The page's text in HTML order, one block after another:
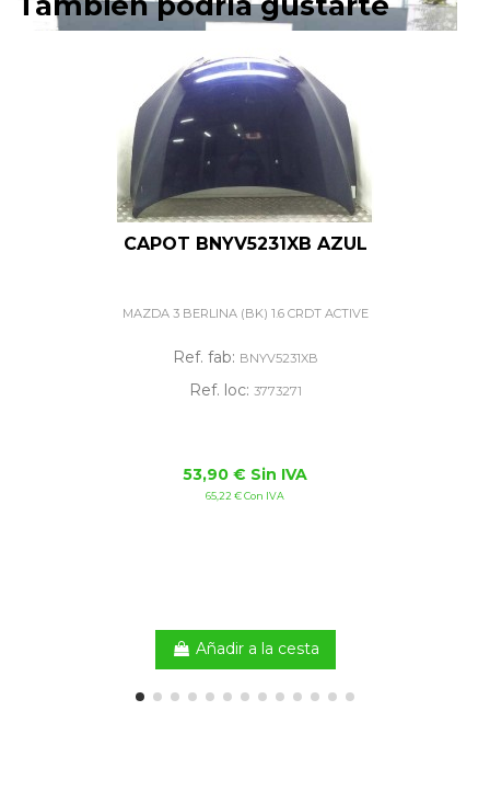
CAPOT BNYV5231XB AZUL
MAZDA 3 BERLINA (BK) 1.6 CRDT ACTIVE
Ref. fab: BNYV5231XB
Ref. loc: 3773271
53,90 € Sin IVA
65,22 € Con IVA
Añadir a la cesta